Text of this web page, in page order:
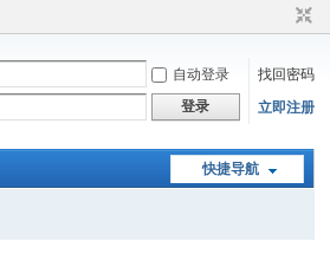
自动登录
找回密码
登录 立即注册
快捷导航